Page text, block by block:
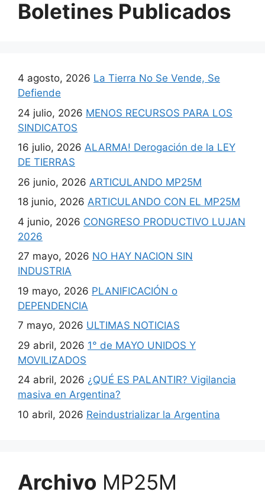
Boletines Publicados
4 agosto, 2026 La Tierra No Se Vende, Se
Defiende
24 julio, 2026 MENOS RECURSOS PARA LOS
SINDICATOS
16 julio, 2026 ALARMA! Derogación de la LEY
DE TIERRAS
26 junio, 2026 ARTICULANDO MP25M
18 junio, 2026 ARTICULANDO CON EL MP25M
4 junio, 2026 CONGRESO PRODUCTIVO LUJAN
2026
27 mayo, 2026 NO HAY NACION SIN
INDUSTRIA
19 mayo, 2026 PLANIFICACIÓN o
DEPENDENCIA
7 mayo, 2026 ULTIMAS NOTICIAS
29 abril, 2026 1° de MAYO UNIDOS Y
MOVILIZADOS
24 abril, 2026 ¿QUÉ ES PALANTIR? Vigilancia
masiva en Argentina?
10 abril, 2026 Reindustrializar la Argentina
Archivo MP25M